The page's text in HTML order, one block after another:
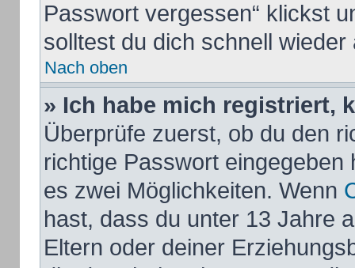
Passwort vergessen“ klickst
solltest du dich schnell
Nach oben
» Ich habe mich registriert,
Überprüfe zuerst, ob du den
richtige Passwort
es zwei Möglichkeiten. Wenn
hast, dass du unter 13 Jahre
Eltern oder deiner